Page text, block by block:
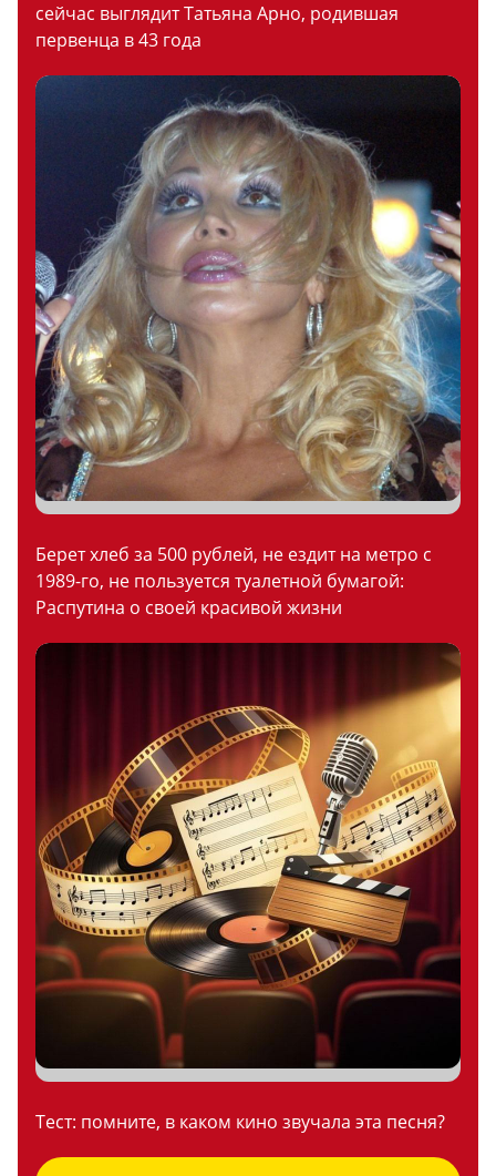
сейчас выглядит Татьяна Арно, родившая
первенца в 43 года
Берет хлеб за 500 рублей, не ездит на метро с
1989-го, не пользуется туалетной бумагой:
Распутина о своей красивой жизни
Тест: помните, в каком кино звучала эта песня?